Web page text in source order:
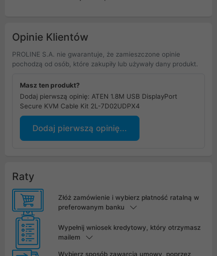
Opinie Klientów
PROLINE S.A. nie gwarantuje, że zamieszczone opinie
pochodzą od osób, które zakupiły lub używały dany produkt.
Masz ten produkt?
Dodaj pierwszą opinię: ATEN 1.8M USB DisplayPort
Secure KVM Cable Kit 2L-7D02UDPX4
Dodaj pierwszą opinię...
Raty
Złóż zamówienie i wybierz płatność ratalną w
preferowanym banku
Wypełnij wniosek kredytowy, który otrzymasz
mailem
Wybierz sposób zawarcia umowy, poprzez